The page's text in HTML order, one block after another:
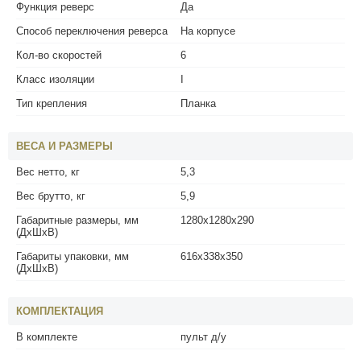
Функция реверс
Да
Способ переключения реверса
На корпусе
Кол-во скоростей
6
Класс изоляции
Тип крепления
Планка
ВЕСА И РАЗМЕРЫ
Вес нетто, кг
5,3
Вес брутто, кг
5,9
Габаритные размеры, мм
(ДхШхВ)
1280x1280x290
Габариты упаковки, мм
(ДхШхВ)
616x338x350
КОМПЛЕКТАЦИЯ
В комплекте пульт д/у